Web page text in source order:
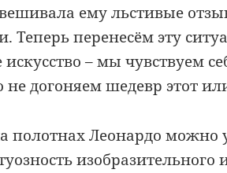
ему льстивые
Теперь перенесём эту
– мы чувствуем
догоняем шедевр этот
полотнах Леонардо можно
изобразительного